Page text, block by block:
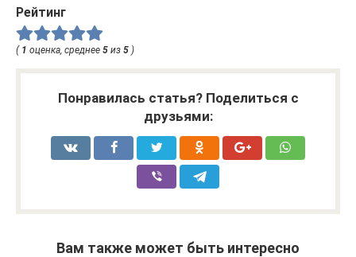
Рейтинг
( 1 оценка, среднее 5 из 5 )
Понравилась статья? Поделиться с
друзьями:
Вам также может быть интересно